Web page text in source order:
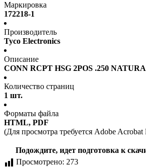
Маркировка
172218-1
Производитель
Tyco Electronics
Описание
CONN RCPT HSG 2POS .250
Количество страниц
1 шт.
Форматы файла
HTML, PDF
(Для просмотра требуется Adobe Acrobat
Подождите, идет подготовка к
Просмотрено: 273